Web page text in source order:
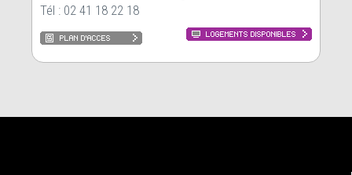
Tél : 02 41 18 22 18